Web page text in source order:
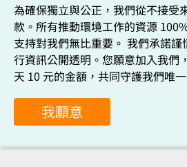
為確保獨立與公正，我們從不接受
款。所有推動環境工作的資源
支持對我們無比重要。 我們承諾
行資訊公開透明。您願意加入我們
天 10 元的金額，共同守護我們唯
我願意